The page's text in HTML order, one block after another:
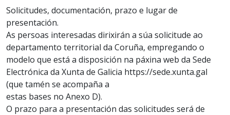
Solicitudes, documentación, prazo e lugar de
presentación.
As persoas interesadas dirixirán a súa solicitude ao
departamento territorial da Coruña, empregando o
modelo que está a disposición na páxina web da Sede
Electrónica da Xunta de Galicia https://sede.xunta.gal
(que tamén se acompaña a
estas bases no Anexo D).
O prazo para a presentación das solicitudes será de